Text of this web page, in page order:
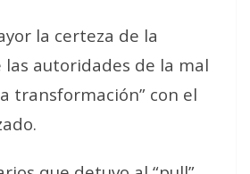
la certeza de la
las autoridades de la mal
transformación” con el